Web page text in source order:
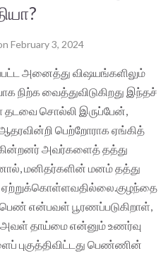
February 3, 2024
அனைத்து விஷயங்களிலும்
நிற்க வைத்துவிடுகிறது இந்தச்
சொல்லி இருப்பேன்,
பெற்றோராக ஏங்கித்
அவர்களைத் தத்து
மனிதர்களின் மனம் தத்து
ஏற்றுக்கொள்ளவதில்லை.குழந்தை
என்பவள் பூரணப்படுகிறாள்,
அவள் தாய்மை என்னும் உணர்வு
பெண்ணின்